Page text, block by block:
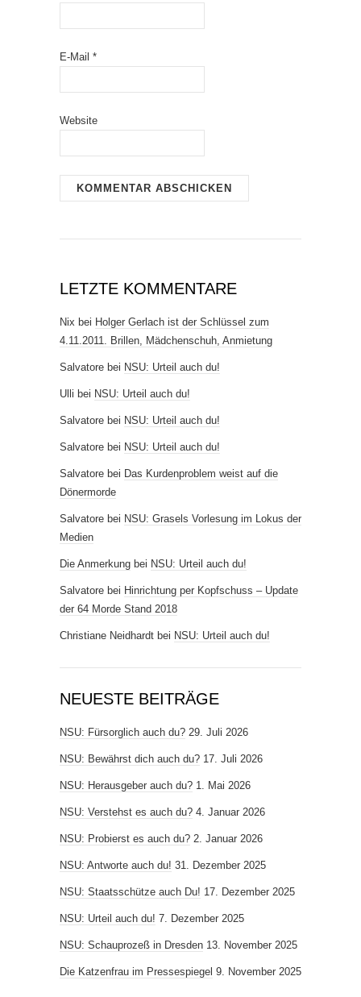
E-Mail *
Website
LETZTE KOMMENTARE
Nix bei Holger Gerlach ist der Schlüssel zum
4.11.2011. Brillen, Mädchenschuh, Anmietung
Salvatore bei NSU: Urteil auch du!
Ulli bei NSU: Urteil auch du!
Salvatore bei NSU: Urteil auch du!
Salvatore bei NSU: Urteil auch du!
Salvatore bei Das Kurdenproblem weist auf die
Dönermorde
Salvatore bei NSU: Grasels Vorlesung im Lokus der
Medien
Die Anmerkung bei NSU: Urteil auch du!
Salvatore bei Hinrichtung per Kopfschuss – Update
der 64 Morde Stand 2018
Christiane Neidhardt bei NSU: Urteil auch du!
NEUESTE BEITRÄGE
NSU: Fürsorglich auch du? 29. Juli 2026
NSU: Bewährst dich auch du? 17. Juli 2026
NSU: Herausgeber auch du? 1. Mai 2026
NSU: Verstehst es auch du? 4. Januar 2026
NSU: Probierst es auch du? 2. Januar 2026
NSU: Antworte auch du! 31. Dezember 2025
NSU: Staatsschütze auch Du! 17. Dezember 2025
NSU: Urteil auch du! 7. Dezember 2025
NSU: Schauprozeß in Dresden 13. November 2025
Die Katzenfrau im Pressespiegel 9. November 2025